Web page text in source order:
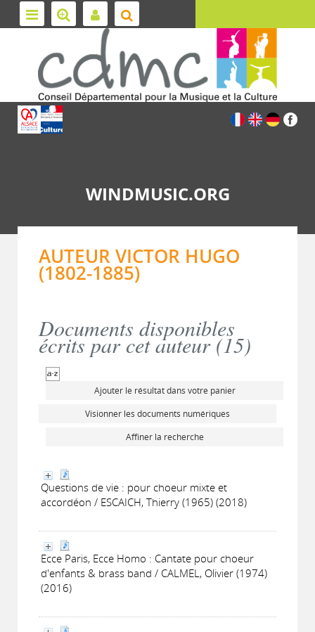
WINDMUSIC.ORG
AUTEUR VICTOR HUGO
(1802-1885)
Documents disponibles
écrits par cet auteur (15)
Ajouter le résultat dans votre panier
Visionner les documents numériques
Affiner la recherche
Questions de vie : pour choeur mixte et
accordéon / ESCAICH, Thierry (1965) (2018)
Ecce Paris, Ecce Homo : Cantate pour choeur
d'enfants & brass band / CALMEL, Olivier (1974)
(2016)